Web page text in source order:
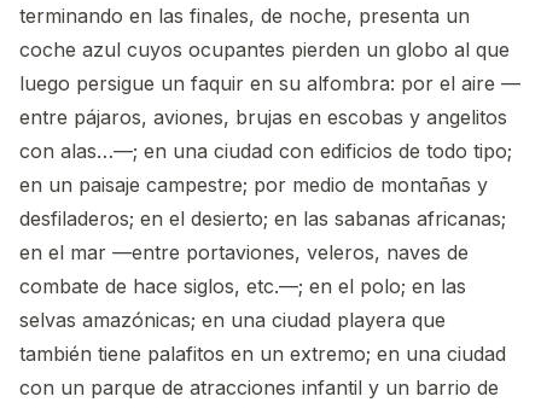
terminando en las finales, de noche, presenta un
coche azul cuyos ocupantes pierden un globo al que
luego persigue un faquir en su alfombra: por el aire —
entre pájaros, aviones, brujas en escobas y angelitos
con alas…—; en una ciudad con edificios de todo tipo;
en un paisaje campestre; por medio de montañas y
desfiladeros; en el desierto; en las sabanas africanas;
en el mar —entre portaviones, veleros, naves de
combate de hace siglos, etc.—; en el polo; en las
selvas amazónicas; en una ciudad playera que
también tiene palafitos en un extremo; en una ciudad
con un parque de atracciones infantil y un barrio de